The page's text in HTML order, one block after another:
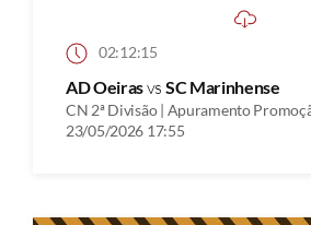
02:12:15
AD Oeirasvs SC Marinhense
CN 2ª Divisão | Apuramento
23/05/2026 17:55